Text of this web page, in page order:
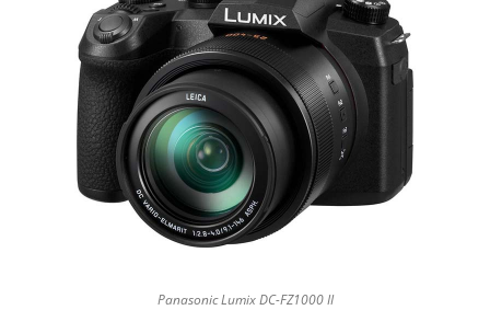
Panasonic Lumix DC-FZ1000 II